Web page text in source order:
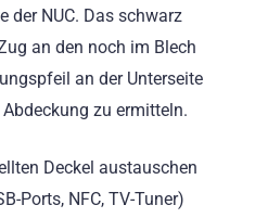
der NUC. Das schwarz
an den noch im Blech
an der Unterseite
zu ermitteln.
Deckel austauschen
Ports, NFC, TV-Tuner)